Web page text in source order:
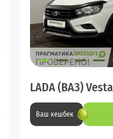
LADA (ВАЗ) Vesta
Ваш кешбек